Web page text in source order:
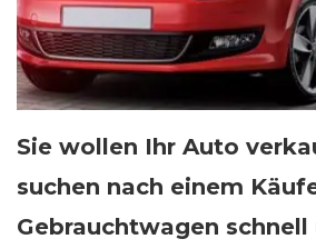
Sie wollen Ihr Auto
suchen nach einem
Gebrauchtwagen schnell